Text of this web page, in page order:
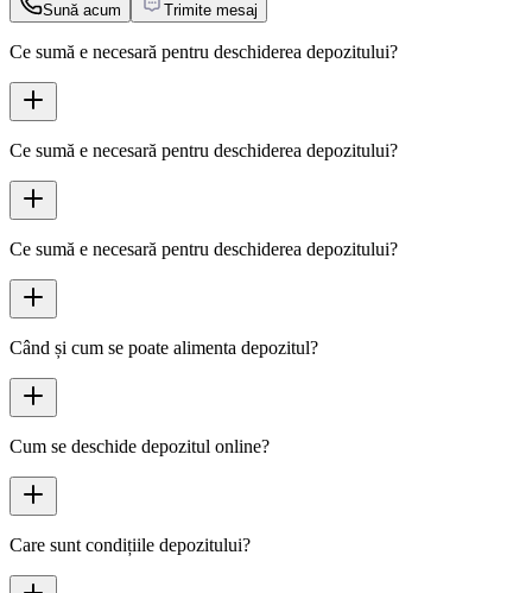
Sună acum Trimite mesaj
Ce sumă e necesară pentru deschiderea depozitului?
Ce sumă e necesară pentru deschiderea depozitului?
Ce sumă e necesară pentru deschiderea depozitului?
Când și cum se poate alimenta depozitul?
Cum se deschide depozitul online?
Care sunt condițiile depozitului?